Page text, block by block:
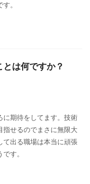
。
は何ですか？
に期待をしてます。技術
指せるのでまさに無限大
て出る職場は本当に頑張
す。